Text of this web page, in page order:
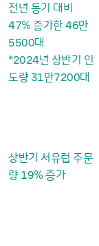
전년 동기 대비
47% 증가한46만
5500대
*2024년 상반기 인
도량 31만7200대
상반기 서유럽 주문
량 19% 증가